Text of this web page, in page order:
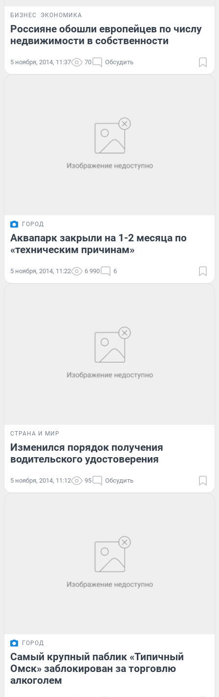
БИЗНЕС ЭКОНОМИКА
Россияне обошли европейцев по числу
недвижимости в собственности
5 ноября, 2014, 11:37 70 Обсудить
ГОРОД
Аквапарк закрыли на 1-2 месяца по
«техническим причинам»
5 ноября, 2014, 11:22 6 990 6
СТРАНА И МИР
Изменился порядок получения
водительского удостоверения
5 ноября, 2014, 11:12 95 Обсудить
ГОРОД
Самый крупный паблик «Типичный
Омск» заблокирован за торговлю
алкоголем